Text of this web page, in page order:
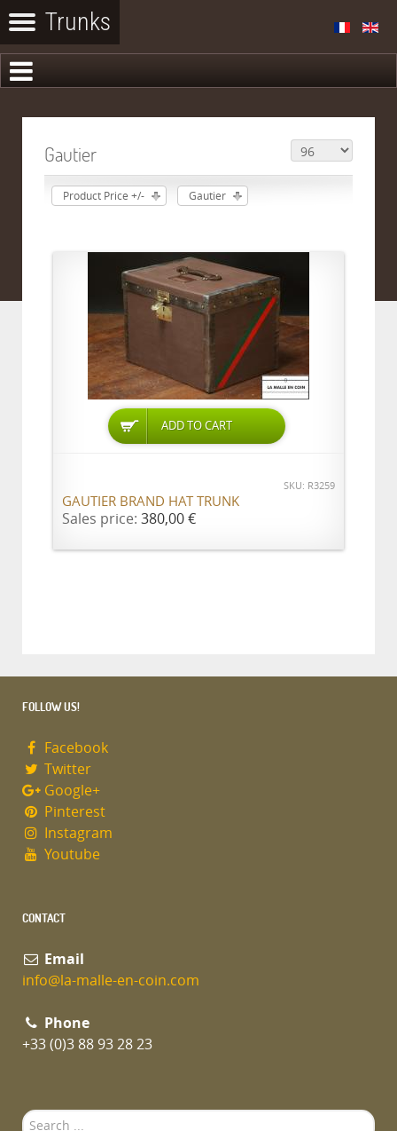
Gautier
Product Price +/- Gautier
ADD TO CART
SKU: R3259
GAUTIER BRAND HAT TRUNK
Sales price: 380,00 €
FOLLOW US!
Facebook
Twitter
Google+
Pinterest
Instagram
Youtube
CONTACT
Email
info@la-malle-en-coin.com
Phone
+33 (0)3 88 93 28 23
Search